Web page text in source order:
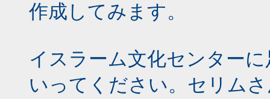
作成してみます。
イスラーム文化センター
いってください。セリム